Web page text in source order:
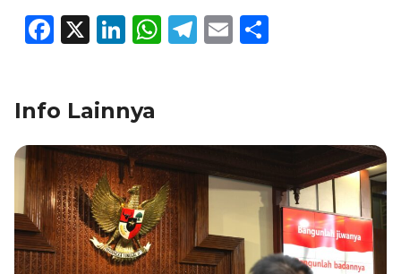
F
e
b
o
o
k
X
Li
e
dI
n
W
A
p
p
T
a
m
E
Info Lainnya